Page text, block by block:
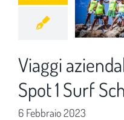
Viaggi
Spot 1 Surf
6 Febbraio 2023